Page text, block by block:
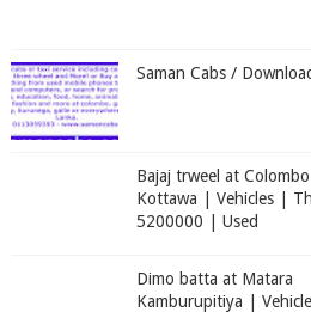
Saman Cabs /
Bajaj trweel at Colombo
Kottawa | Vehicles |
5200000 | Used
Dimo batta at Matara
Kamburupitiya |